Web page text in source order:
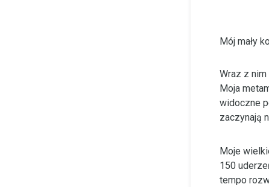
Mój mały
Wraz z
Moja
widoczne
zaczynają
Moje
150
tempo